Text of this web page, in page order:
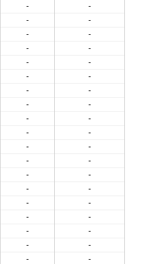
-
-
-
-
-
-
-
-
-
-
-
-
-
-
-
-
-
-
-
-
-
-
-
-
-
-
-
-
-
-
-
-
-
-
-
-
-
-